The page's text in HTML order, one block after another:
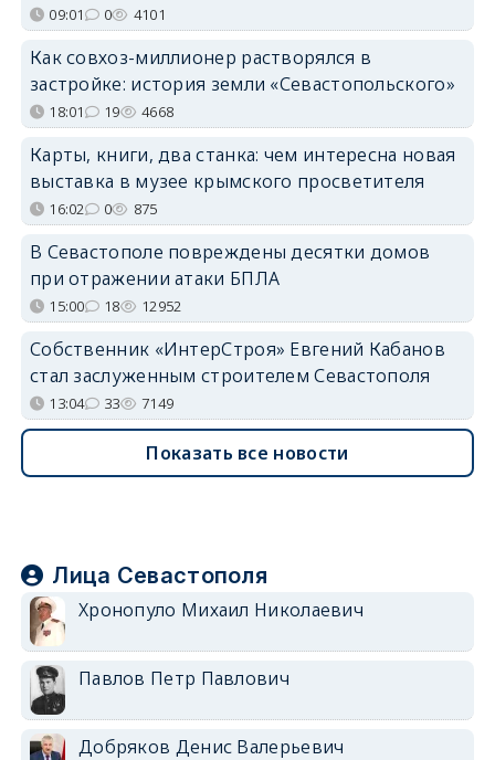
09:01 0 4101
Как совхоз-миллионер растворялся в
застройке: история земли «Севастопольского»
18:01 19 4668
Карты, книги, два станка: чем интересна новая
выставка в музее крымского просветителя
16:02 0 875
В Севастополе повреждены десятки домов
при отражении атаки БПЛА
15:00 18 12952
Собственник «ИнтерСтроя» Евгений Кабанов
стал заслуженным строителем Севастополя
13:04 33 7149
Показать все новости
Лица Севастополя
Хронопуло Михаил Николаевич
Павлов Петр Павлович
Добряков Денис Валерьевич